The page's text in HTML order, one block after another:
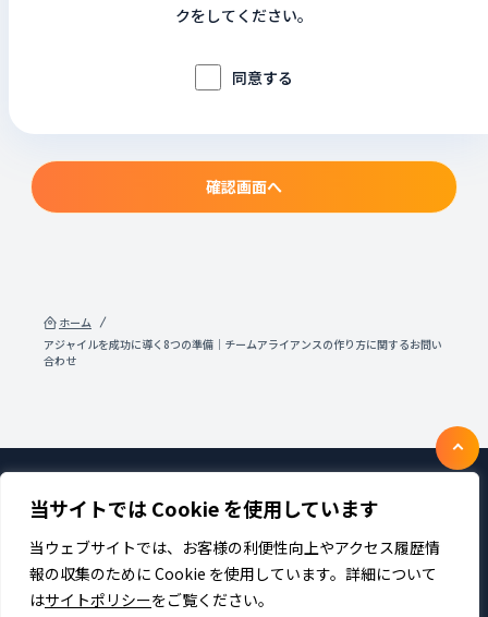
当サイトでは Cookie を使用しています
当ウェブサイトでは、お客様の利便性向上やアクセス履歴情
報の収集のために Cookie を使用しています。詳細について
はサイトポリシーをご覧ください。
クをしてください。
同意する
確認画面へ
ホーム
アジャイルを成功に導く8つの準備｜チームアライアンスの作り方に関するお問い
合わせ
製品・サービス 企業情報
採用
IR情報
ニュース
サステナビリティ
プライバシーポリシー
お問い合わせ